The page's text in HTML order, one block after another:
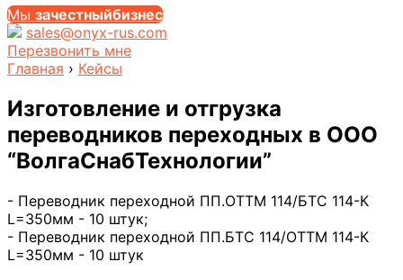
Мы зачестныйбизнес
sales@onyx-rus.com
Перезвонить мне
Главная › Кейсы
Изготовление и отгрузка
переводников переходных в ООО
“ВолгаСнабТехнологии”
- Переводник переходной ПП.ОТТМ 114/БТС 114-К
L=350мм - 10 штук;
- Переводник переходной ПП.БТС 114/ОТТМ 114-К
L=350мм - 10 штук